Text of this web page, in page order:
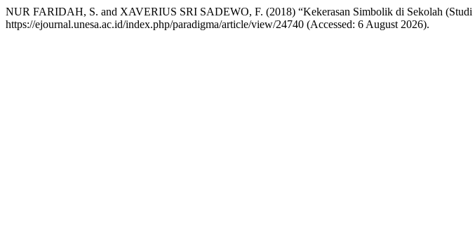
NUR FARIDAH, S. and XAVERIUS SRI SADEWO, F. (2018) “Kekerasan Simbolik di Sekolah (Studi
https://ejournal.unesa.ac.id/index.php/paradigma/article/view/24740 (Accessed: 6 August 2026).